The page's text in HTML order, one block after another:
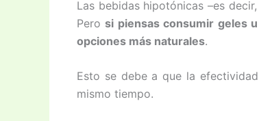
Las bebidas hipotónicas –es
Pero si piensas consumir geles
opciones más naturales.
Esto se debe a que la
mismo tiempo.